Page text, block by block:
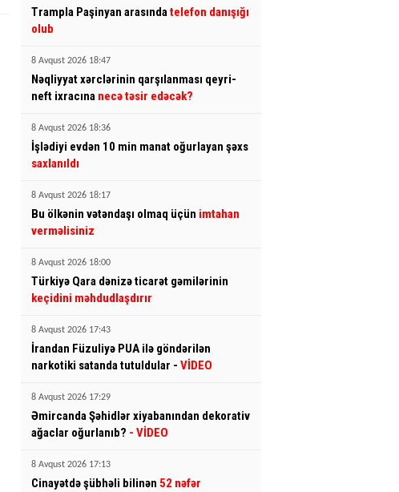
Trampla Paşinyan arasındatelefon danışığı
olub
8 Avqust 2026 18:47
Nəqliyyat xərclərinin qarşılanması qeyri-
neft ixracına necə təsir edəcək?
8 Avqust 2026 18:36
İşlədiyi evdən 10 min manat oğurlayan şəxs
saxlanıldı
8 Avqust 2026 18:17
Bu ölkənin vətəndaşı olmaq üçün imtahan
verməlisiniz
8 Avqust 2026 18:00
Türkiyə Qara dənizə ticarət gəmilərinin
keçidini məhdudlaşdırır
8 Avqust 2026 17:43
İrandan Füzuliyə PUA ilə göndərilən
narkotiki satanda tutuldular - VİDEO
8 Avqust 2026 17:29
Əmircanda Şəhidlər xiyabanından dekorativ
ağaclar oğurlanıb? - VİDEO
8 Avqust 2026 17:13
Cinayətdə şübhəli bilinən 52 nəfər